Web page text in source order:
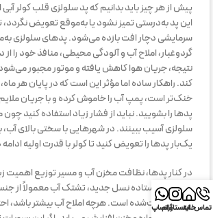
پیش از هر چیز باید بدانیم که پد سلولزی قلب کولر
این پد به‌درستی تمیز نشود یا به‌موقع تعویض
سرمایشی دچار افت بازده می‌شود. پدهای سلولزی
گردوغبار، املاح آب و آلودگی محیطی، منافذ خود را
نتیجه، جریان هوا کاهش یافته و موتور مجبور می‌شود
کند. راهکار ساده اما مؤثر این است که در پایان هر
خنک‌تر است، پمپ آب را خاموش کرده و با جریان
پدها را بشویید. نباید از فشار زیاد استفاده کنید
سلولزی آسیب ببینند. در شهرهایی با سختی بالای
یک‌بار پدها را تعویض کنید تا کولر با قدرت اولیه
در کنار پدها، نظافت مخزن آب و مسیر توزیع اهمیت
کولرهای ایستاده نسل جدید، تشتک آب معمولاً از جنس
پلیمر تقویت‌شده است. هرچه املاح آب بیشتر باشد،تماسخانهاینستاگرامواتساپ